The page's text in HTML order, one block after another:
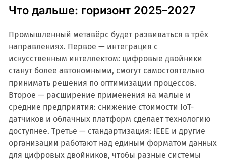
Что дальше: горизонт 2025–2027
Промышленный метавёрс будет развиваться в трёх
направлениях. Первое — интеграция с
искусственным интеллектом: цифровые двойники
станут более автономными, смогут самостоятельно
принимать решения по оптимизации процессов.
Второе — расширение применения на малые и
средние предприятия: снижение стоимости IoT-
датчиков и облачных платформ сделает технологию
доступнее. Третье — стандартизация: IEEE и другие
организации работают над единым форматом данных
для цифровых двойников, чтобы разные системы